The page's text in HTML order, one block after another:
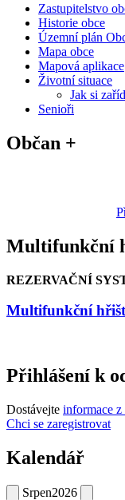
Zastupitelstvo
Historie obce
Územní plán
Mapa obce
Mapová aplikace
Životní situace
Jak si
Senioři
Občan +
Multifunkční
REZERVAČNÍ
Multifunkční
Přihlášení k
Dostávejte informace z
Chci se zaregistrovat
Kalendář
Srpen2026